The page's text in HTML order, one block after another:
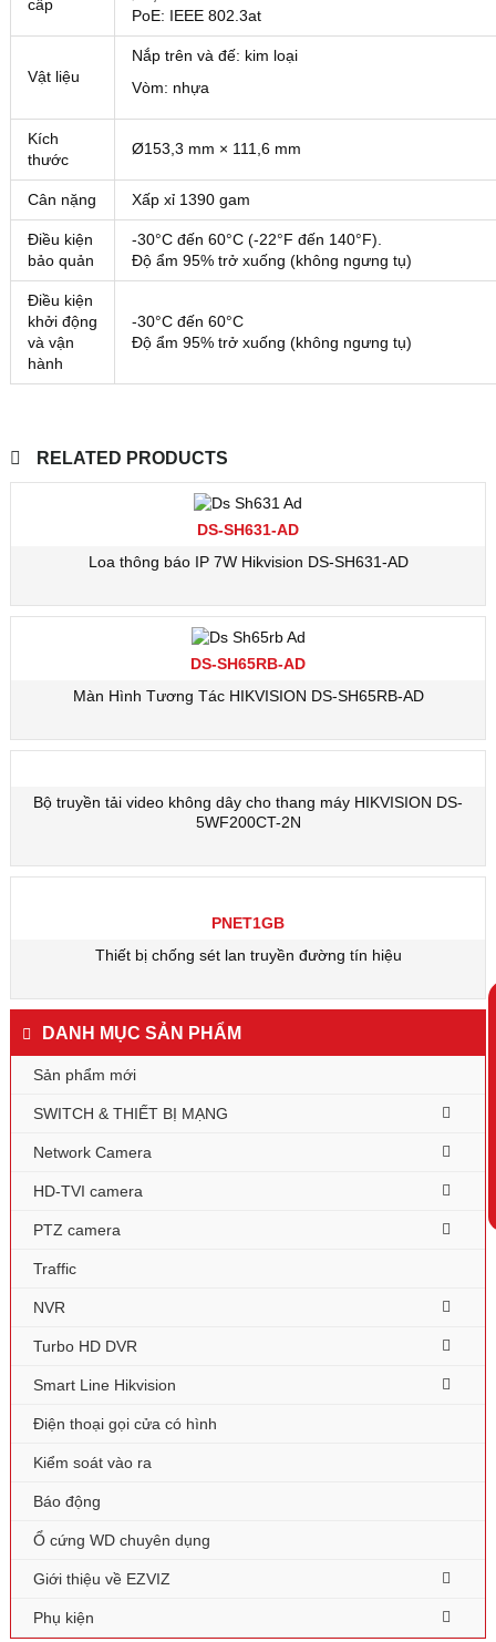
cấp
PoE: IEEE 802.3at
Vật liệu
Nắp trên và đế: kim loại
Vòm: nhựa
Kích
thước
Ø153,3 mm × 111,6 mm
Cân nặng Xấp xỉ 1390 gam
Điều kiện
bảo quản
-30°C đến 60°C (-22°F đến 140°F).
Độ ẩm 95% trở xuống (không ngưng tụ)
Điều kiện
khởi động
và vận
hành
-30°C đến 60°C
Độ ẩm 95% trở xuống (không ngưng tụ)
RELATED PRODUCTS
DS-SH631-AD
Loa thông báo IP 7W Hikvision DS-SH631-AD
DS-SH65RB-AD
Màn Hình Tương Tác HIKVISION DS-SH65RB-AD
Bộ truyền tải video không dây cho thang máy HIKVISION DS-
5WF200CT-2N
PNET1GB
Thiết bị chống sét lan truyền đường tín hiệu
DANH MỤC SẢN PHẨM
Sản phẩm mới
SWITCH & THIẾT BỊ MẠNG
Network Camera
HD-TVI camera
PTZ camera
Traffic
NVR
Turbo HD DVR
Smart Line Hikvision
Điện thoại gọi cửa có hình
Kiểm soát vào ra
Báo động
Ổ cứng WD chuyên dụng
Giới thiệu về EZVIZ
Phụ kiện